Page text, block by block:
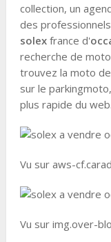
collection, un
des
solexfrance d'
recherche de
trouvez la moto
sur le
plus rapide du
Vu sur aws-
Vu sur img.over-